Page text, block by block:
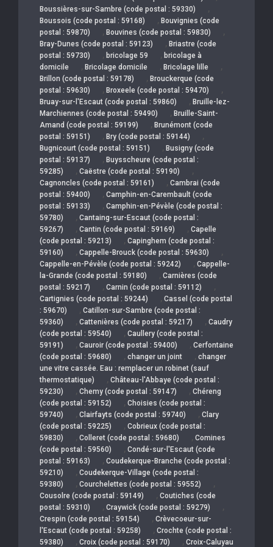
Boussières-sur-Sambre (code postal : 59330) ,
Boussois (code postal : 59168) , Bouvignies (code
postal : 59870)
, Bouvines (code postal : 59830) ,
Bray-Dunes (code postal : 59123) , Briastre (code
postal : 59730)
, bricolage 59 , bricolage à
domicile
, Bricolage domicile , Bricolage lille ,
Brillon (code postal : 59178) , Brouckerque (code
postal : 59630)
, Broxeele (code postal : 59470) ,
Bruay-sur-l'Escaut (code postal : 59860) , Bruille-lez-
Marchiennes (code postal : 59490)
, Bruille-Saint-
Amand (code postal : 59199)
, Brunémont (code
postal : 59151)
, Bry (code postal : 59144) ,
Bugnicourt (code postal : 59151) , Busigny (code
postal : 59137)
, Buysscheure (code postal :
59285)
, Caëstre (code postal : 59190) ,
Cagnoncles (code postal : 59161) , Cambrai (code
postal : 59400)
, Camphin-en-Carembault (code
postal : 59133)
, Camphin-en-Pévèle (code postal :
59780)
, Cantaing-sur-Escaut (code postal :
59267)
, Cantin (code postal : 59169) , Capelle
(code postal : 59213)
, Capinghem (code postal :
59160)
, Cappelle-Brouck (code postal : 59630) ,
Cappelle-en-Pévèle (code postal : 59242) , Cappelle-
la-Grande (code postal : 59180)
, Carnières (code
postal : 59217)
, Carnin (code postal : 59112) ,
Cartignies (code postal : 59244) , Cassel (code postal
: 59670)
, Catillon-sur-Sambre (code postal :
59360)
, Cattenières (code postal : 59217) , Caudry
(code postal : 59540)
, Caullery (code postal :
59191)
, Cauroir (code postal : 59400) , Cerfontaine
(code postal : 59680)
, changer un joint , changer
une vitre cassée. Eau : remplacer un robinet (sauf
thermostatique)
, Château-l'Abbaye (code postal :
59230)
, Chemy (code postal : 59147) , Chéreng
(code postal : 59152)
, Choisies (code postal :
59740)
, Clairfayts (code postal : 59740) , Clary
(code postal : 59225)
, Cobrieux (code postal :
59830)
, Colleret (code postal : 59680) , Comines
(code postal : 59560)
, Condé-sur-l'Escaut (code
postal : 59163)
, Coudekerque-Branche (code postal :
59210)
, Coudekerque-Village (code postal :
59380)
, Courchelettes (code postal : 59552) ,
Cousolre (code postal : 59149) , Coutiches (code
postal : 59310)
, Craywick (code postal : 59279) ,
Crespin (code postal : 59154) , Crèvecoeur-sur-
l'Escaut (code postal : 59258)
, Crochte (code postal :
59380)
, Croix (code postal : 59170) , Croix-Caluyau